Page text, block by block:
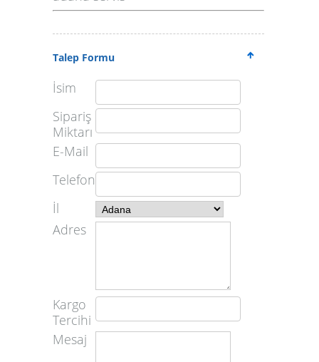
Talep Formu
İsim
Sipariş
Miktarı
E-Mail
Telefon
İl
Adres
Kargo
Tercihi
Mesaj